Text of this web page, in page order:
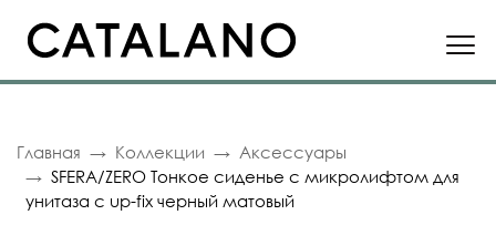
Главная Коллекции
Аксессуары
SFERA/ZERO Тонкое сиденье с микролифтом для
унитаза с up-fix черный матовый